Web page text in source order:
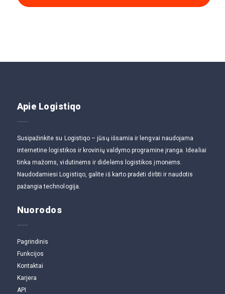
Apie Logistiqo
Susipažinkite su Logistiqo – jūsų išsamia ir lengvai naudojama
internetine logistikos ir krovinių valdymo programine įranga. Idealiai
tinka mažoms, vidutinėms ir didelėms logistikos įmonėms.
Naudodamiesi Logistiqo, galite iš karto pradėti dirbti ir naudotis
pažangia technologija.
Nuorodos
Pagrindinis
Funkcijos
Kontaktai
Karjera
API